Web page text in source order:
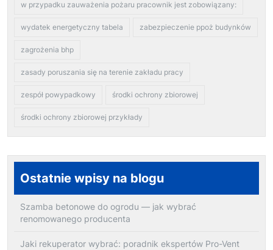
w przypadku zauważenia pożaru pracownik jest zobowiązany:
wydatek energetyczny tabela zabezpieczenie ppoż budynków
zagrożenia bhp
zasady poruszania się na terenie zakładu pracy
zespół powypadkowy środki ochrony zbiorowej
środki ochrony zbiorowej przykłady
Ostatnie wpisy na blogu
Szamba betonowe do ogrodu — jak wybrać
renomowanego producenta
Jaki rekuperator wybrać: poradnik ekspertów Pro-Vent